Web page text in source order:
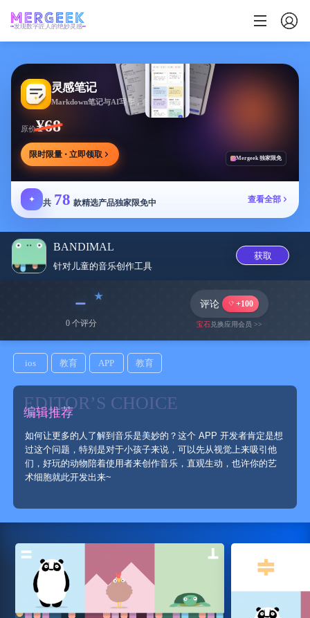
发现数字匠人的绝妙灵感
灵感笔记
Markdown笔记与AI写作，多方式整理同步笔记
原价¥68
限时限量 · 立即领取 Mergeek 独家限免
✦ 共 78 款精选产品独家限免中 查看全部
BANDIMAL
针对儿童的音乐创作工‪具‬
获取
﹣
0 个评分
评论 +100
宝石兑换应用会员 >>
ios 教育 APP 教育
EDITOR’S CHOICE
编辑推荐
如何让更多的人了解到音乐是美妙的？这个 APP 开发者肯定是想
过这个问题，特别是对于小孩子来说，可以先从视觉上来吸引他
们，好玩的动物陪着使用者来创作音乐，直观生动，也许你的艺
术细胞就此开发出来~